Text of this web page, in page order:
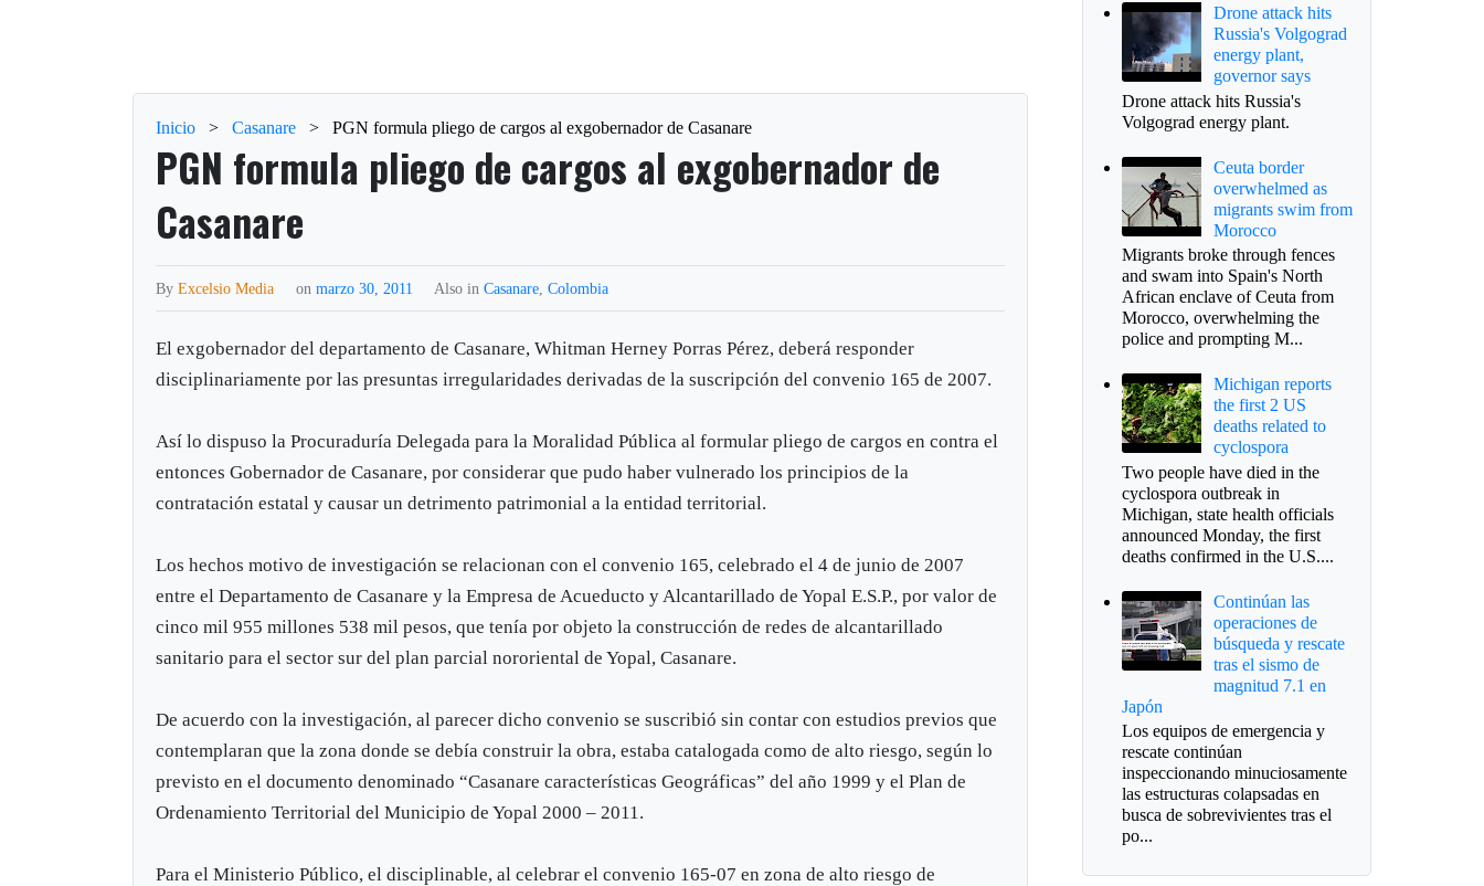
Inicio > Casanare > PGN formula pliego de cargos al exgobernador de Casanare
PGN formula pliego de cargos al exgobernador de
Casanare
ByExcelsio Media onmarzo 30, 2011 Also inCasanare ,Colombia
El exgobernador del departamento de Casanare, Whitman Herney Porras Pérez, deberá responder
disciplinariamente por las presuntas irregularidades derivadas de la suscripción del convenio 165 de 2007.
Así lo dispuso la Procuraduría Delegada para la Moralidad Pública al formular pliego de cargos en contra el
entonces Gobernador de Casanare, por considerar que pudo haber vulnerado los principios de la
contratación estatal y causar un detrimento patrimonial a la entidad territorial.
Los hechos motivo de investigación se relacionan con el convenio 165, celebrado el 4 de junio de 2007
entre el Departamento de Casanare y la Empresa de Acueducto y Alcantarillado de Yopal E.S.P., por valor de
cinco mil 955 millones 538 mil pesos, que tenía por objeto la construcción de redes de alcantarillado
sanitario para el sector sur del plan parcial nororiental de Yopal, Casanare.
De acuerdo con la investigación, al parecer dicho convenio se suscribió sin contar con estudios previos que
contemplaran que la zona donde se debía construir la obra, estaba catalogada como de alto riesgo, según lo
previsto en el documento denominado “Casanare características Geográficas” del año 1999 y el Plan de
Ordenamiento Territorial del Municipio de Yopal 2000 – 2011.
Para el Ministerio Público, el disciplinable, al celebrar el convenio 165-07 en zona de alto riesgo de
Drone attack hits
Russia's Volgograd
energy plant,
governor says
Drone attack hits Russia's
Volgograd energy plant.
Ceuta border
overwhelmed as
migrants swim from
Morocco
Migrants broke through fences
and swam into Spain's North
African enclave of Ceuta from
Morocco, overwhelming the
police and prompting M...
Michigan reports
the first 2 US
deaths related to
cyclospora
Two people have died in the
cyclospora outbreak in
Michigan, state health officials
announced Monday, the first
deaths confirmed in the U.S....
Continúan las
operaciones de
búsqueda y rescate
tras el sismo de
magnitud 7.1 en
Japón
Los equipos de emergencia y
rescate continúan
inspeccionando minuciosamente
las estructuras colapsadas en
busca de sobrevivientes tras el
po...